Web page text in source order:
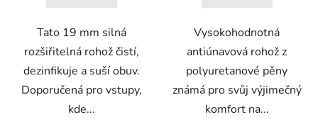
Tato 19 mm silná
rozšiřitelná rohož čistí,
dezinfikuje a suší obuv.
Doporučená pro vstupy,
kde...
Vysokohodnotná
antiúnavová rohož z
polyuretanové pěny
známá pro svůj výjimečný
komfort na...